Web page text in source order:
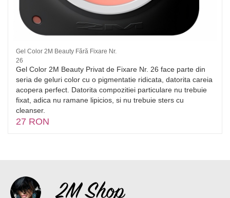
Gel Color 2M Beauty Fără Fixare Nr.
26
Gel Color 2M Beauty Privat de Fixare Nr. 26 face parte din
seria de geluri color cu o pigmentatie ridicata, datorita careia
acopera perfect. Datorita compozitiei particulare nu trebuie
fixat, adica nu ramane lipicios, si nu trebuie sters cu
cleanser.
27 RON